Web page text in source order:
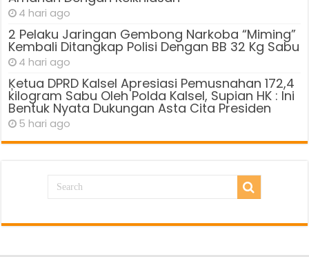
4 hari ago
2 Pelaku Jaringan Gembong Narkoba “Miming”
Kembali Ditangkap Polisi Dengan BB 32 Kg Sabu
4 hari ago
Ķetua DPRD Kalsel Apresiasi Pemusnahan 172,4
kilogram Sabu Oleh Polda Kalsel, Supian HK : Ini
Bentuk Nyata Dukungan Asta Cita Presiden
5 hari ago